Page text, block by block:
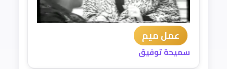
عمل ميم
سميحة توفيق